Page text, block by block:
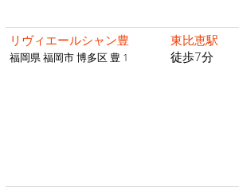
リヴィエールシャン豊
福岡県 福岡市 博多区 豊 1
東比恵駅
徒歩7分